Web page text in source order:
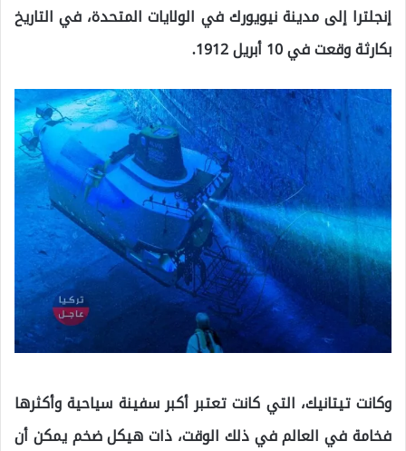
إنجلترا إلى مدينة نيويورك في الولايات المتحدة، في التاريخ
بكارثة وقعت في 10 أبريل 1912.
وكانت تيتانيك، التي كانت تعتبر أكبر سفينة سياحية وأكثرها
فخامة في العالم في ذلك الوقت، ذات هيكل ضخم يمكن أن